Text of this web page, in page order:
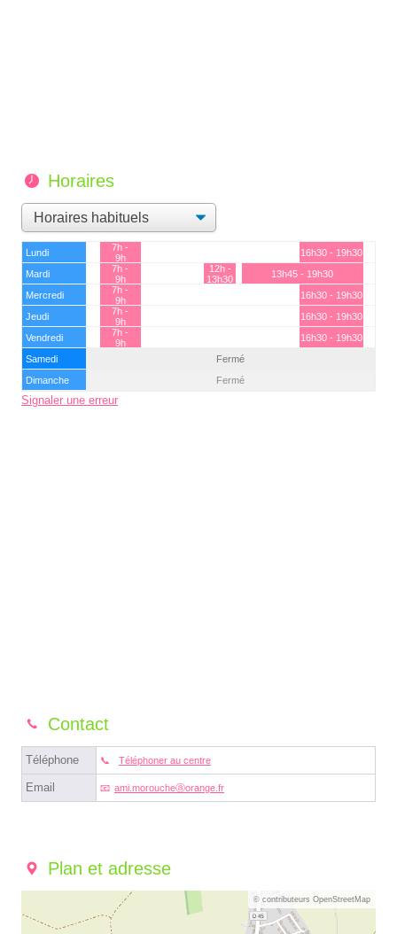
Horaires
Lundi
7h -
9h
16h30 - 19h30
Mardi
7h -
9h
12h -
13h30
13h45 - 19h30
Mercredi
7h -
9h
16h30 - 19h30
Jeudi
7h -
9h
16h30 - 19h30
Vendredi
7h -
9h
16h30 - 19h30
Samedi
Fermé
Dimanche
Fermé
Signaler une erreur
Contact
Téléphone Téléphoner au centre
Email ami.moroucheⓐorange.fr
Plan et adresse
© contributeurs OpenStreetMap